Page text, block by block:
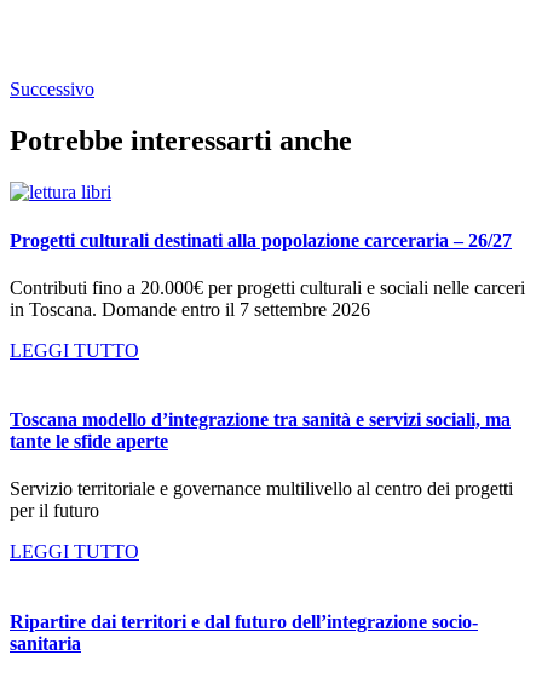
Successivo
Potrebbe interessarti anche
Progetti culturali destinati alla popolazione carceraria – 26/27
Contributi fino a 20.000€ per progetti culturali e sociali nelle carceri
in Toscana. Domande entro il 7 settembre 2026
LEGGI TUTTO
Toscana modello d’integrazione tra sanità e servizi sociali, ma
tante le sfide aperte
Servizio territoriale e governance multilivello al centro dei progetti
per il futuro
LEGGI TUTTO
Ripartire dai territori e dal futuro dell’integrazione socio-
sanitaria